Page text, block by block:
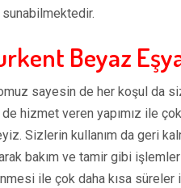
Beyaz
sayesin de her koşul da
hizmet veren yapımız ile
Sizlerin kullanım da geri
bakım ve tamir gibi
ile çok daha kısa